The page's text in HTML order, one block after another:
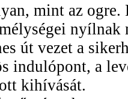
mint az
út vezet a
indulópont, a
kihívását.